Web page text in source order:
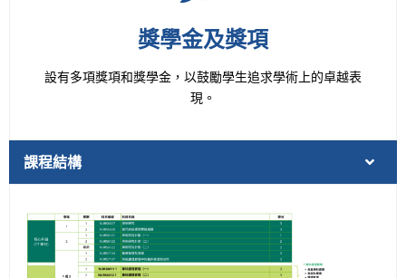
獎學金及獎項
設有多項獎項和獎學金，以鼓勵學生追求學術上的卓越表
現。
課程結構